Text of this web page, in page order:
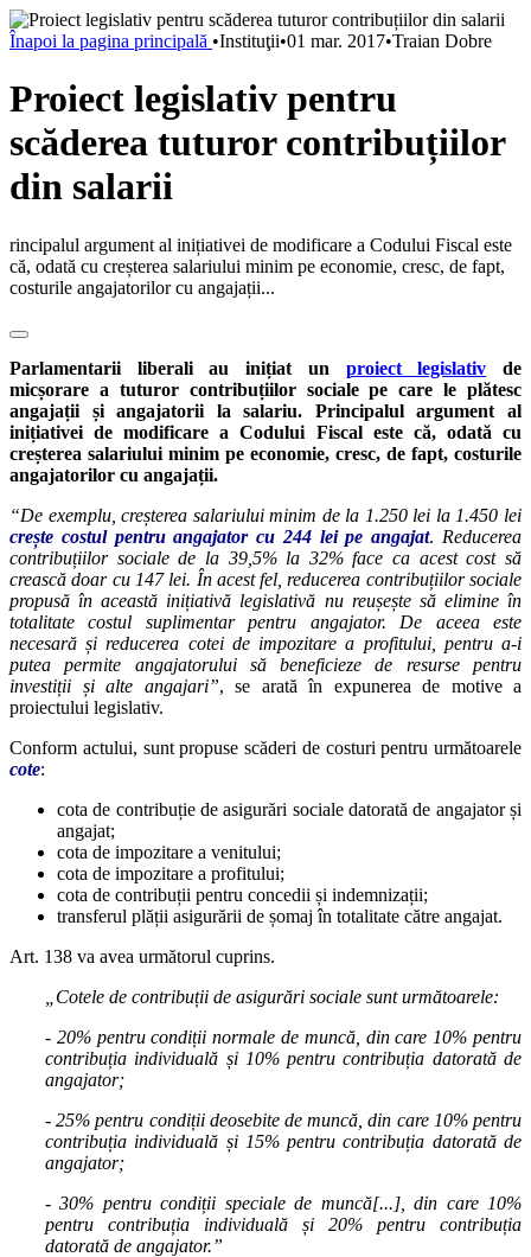
Înapoi la pagina principală •Instituţii•01 mar. 2017•Traian Dobre
Proiect legislativ pentru
scăderea tuturor contribuțiilor
din salarii
rincipalul argument al inițiativei de modificare a Codului Fiscal este
că, odată cu creșterea salariului minim pe economie, cresc, de fapt,
costurile angajatorilor cu angajații...
Parlamentarii liberali au inițiat un proiect legislativ de
micșorare a tuturor contribuțiilor sociale pe care le plătesc
angajații și angajatorii la salariu. Principalul argument al
inițiativei de modificare a Codului Fiscal este că, odată cu
creșterea salariului minim pe economie, cresc, de fapt, costurile
angajatorilor cu angajații.
“De exemplu, creșterea salariului minim de la 1.250 lei la 1.450 lei
crește costul pentru angajator cu 244 lei pe angajat. Reducerea
contribuțiilor sociale de la 39,5% la 32% face ca acest cost să
crească doar cu 147 lei. În acest fel, reducerea contribuțiilor sociale
propusă în această inițiativă legislativă nu reușește să elimine în
totalitate costul suplimentar pentru angajator. De aceea este
necesară și reducerea cotei de impozitare a profitului, pentru a-i
putea permite angajatorului să beneficieze de resurse pentru
investiții și alte angajari”, se arată în expunerea de motive a
proiectului legislativ.
Conform actului, sunt propuse scăderi de costuri pentru următoarele
cote:
cota de contribuție de asigurări sociale datorată de angajator și
angajat;
cota de impozitare a venitului;
cota de impozitare a profitului;
cota de contribuții pentru concedii și indemnizații;
transferul plății asigurării de șomaj în totalitate către angajat.
Art. 138 va avea următorul cuprins.
„Cotele de contribuții de asigurări sociale sunt următoarele:
- 20% pentru condiții normale de muncă, din care 10% pentru
contribuția individuală și 10% pentru contribuția datorată de
angajator;
- 25% pentru condiții deosebite de muncă, din care 10% pentru
contribuția individuală și 15% pentru contribuția datorată de
angajator;
- 30% pentru condiții speciale de muncă[...], din care 10%
pentru contribuția individuală și 20% pentru contribuția
datorată de angajator.”